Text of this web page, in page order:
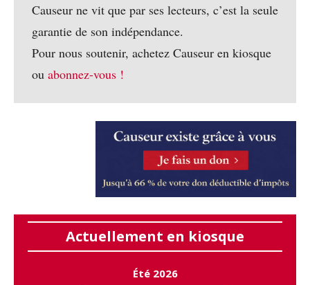
Causeur ne vit que par ses lecteurs, c’est la seule
garantie de son indépendance.
Pour nous soutenir, achetez Causeur en kiosque
ou abonnez-vous !
Actuellement en kiosque
Été 2026